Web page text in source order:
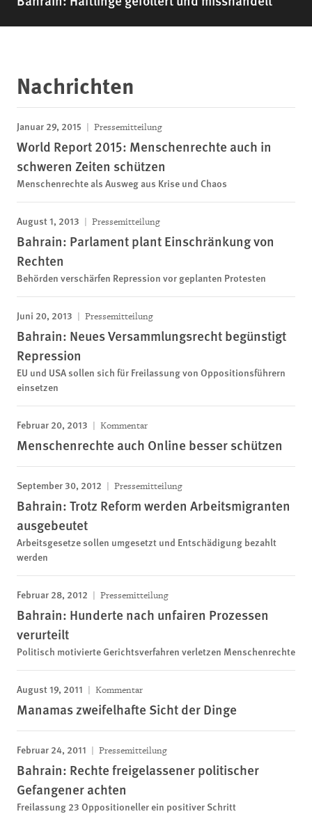
Nachrichten
Januar 29, 2015 Pressemitteilung
World Report 2015: Menschenrechte auch in
schweren Zeiten schützen
Menschenrechte als Ausweg aus Krise und Chaos
August 1, 2013 Pressemitteilung
Bahrain: Parlament plant Einschränkung von
Rechten
Behörden verschärfen Repression vor geplanten Protesten
Juni 20, 2013 Pressemitteilung
Bahrain: Neues Versammlungsrecht begünstigt
Repression
EU und USA sollen sich für Freilassung von Oppositionsführern
einsetzen
Februar 20, 2013 Kommentar
Menschenrechte auch Online besser schützen
September 30, 2012 Pressemitteilung
Bahrain: Trotz Reform werden Arbeitsmigranten
ausgebeutet
Arbeitsgesetze sollen umgesetzt und Entschädigung bezahlt
werden
Februar 28, 2012 Pressemitteilung
Bahrain: Hunderte nach unfairen Prozessen
verurteilt
Politisch motivierte Gerichtsverfahren verletzen Menschenrechte
August 19, 2011 Kommentar
Manamas zweifelhafte Sicht der Dinge
Februar 24, 2011 Pressemitteilung
Bahrain: Rechte freigelassener politischer
Gefangener achten
Freilassung 23 Oppositioneller ein positiver Schritt